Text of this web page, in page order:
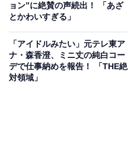
ョン”に絶賛の声続出！ 「あざ
とかわいすぎる」
「アイドルみたい」元テレ東ア
ナ・森香澄、ミニ丈の純白コー
デで仕事納めを報告！ 「THE絶
対領域」